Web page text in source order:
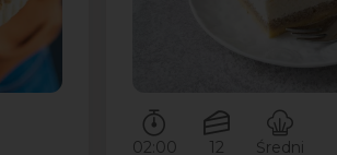
Czas przygotowywania:
02:00
Ilość porcji:
12
Poziom trudności:
Średni